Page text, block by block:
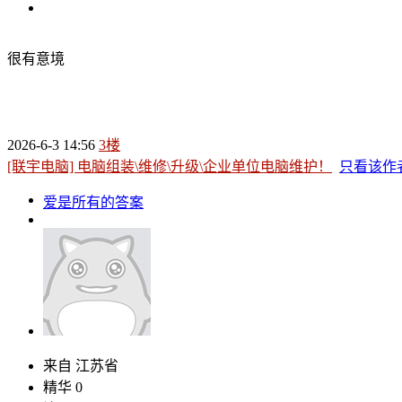
很有意境
2026-6-3 14:56 3楼
[联宇电脑] 电脑组装\维修\升级\企业单位电脑维护！
只看该作
爱是所有的答案
来自 江苏省
精华 0